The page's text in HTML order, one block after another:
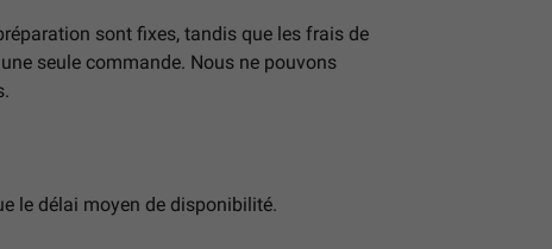
sont fixes, tandis que les frais de
seule commande. Nous ne pouvons
le délai moyen de disponibilité.